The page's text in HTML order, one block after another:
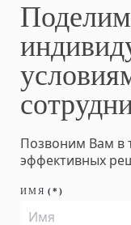
Позвоним Вам в
эффективных
ИМЯ (*)